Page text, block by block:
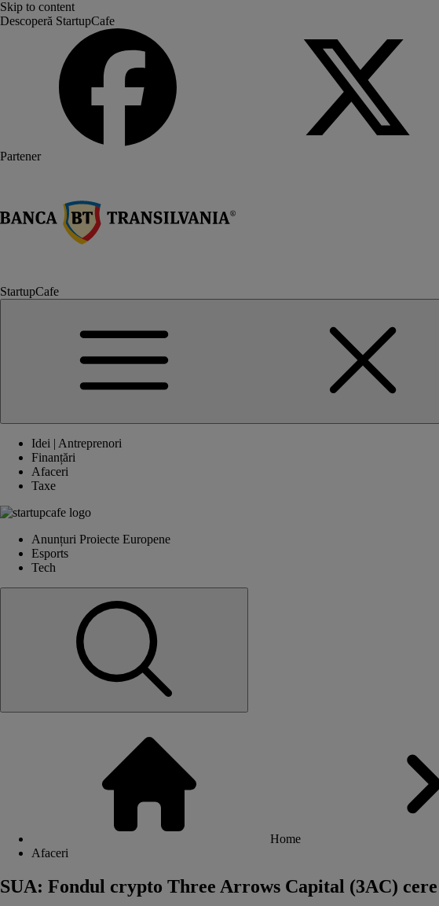
Skip to content
Descoperă StartupCafe
Partener
StartupCafe
Idei | Antreprenori
Finanțări
Afaceri
Taxe
Anunțuri Proiecte Europene
Esports
Tech
Home
Afaceri
SUA: Fondul crypto Three Arrows Capital (3AC)